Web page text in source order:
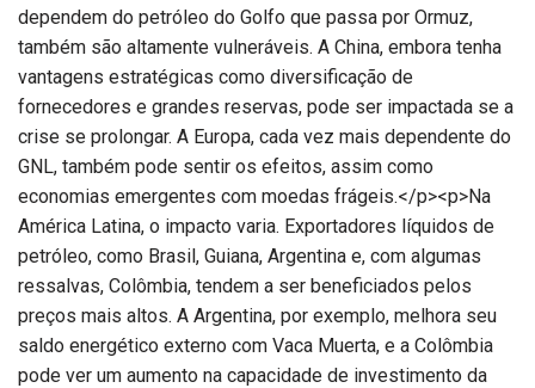
dependem do petróleo do Golfo que passa por Ormuz,
também são altamente vulneráveis. A China, embora tenha
vantagens estratégicas como diversificação de
fornecedores e grandes reservas, pode ser impactada se a
crise se prolongar. A Europa, cada vez mais dependente do
GNL, também pode sentir os efeitos, assim como
economias emergentes com moedas frágeis.</p><p>Na
América Latina, o impacto varia. Exportadores líquidos de
petróleo, como Brasil, Guiana, Argentina e, com algumas
ressalvas, Colômbia, tendem a ser beneficiados pelos
preços mais altos. A Argentina, por exemplo, melhora seu
saldo energético externo com Vaca Muerta, e a Colômbia
pode ver um aumento na capacidade de investimento da